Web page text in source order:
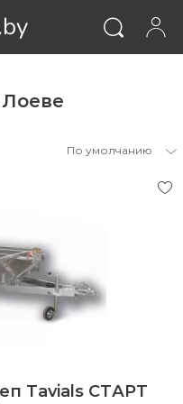
По умолчанию
Tavials СТАРТ